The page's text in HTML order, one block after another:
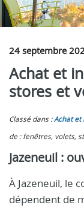
24 septembre
Achat et
stores et
Classé dans :Achat et
de : fenêtres, volets,
Jazeneuil :
À Jazeneuil, le
dépendent de